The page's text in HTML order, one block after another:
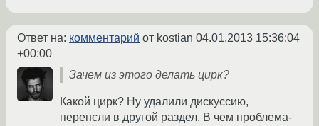
Ответ на: комментарий от kostian 04.01.2013 15:36:04
+00:00
Зачем из этого делать цирк?
Какой цирк? Ну удалили дискуссию,
перенсли в другой раздел. В чем проблема-